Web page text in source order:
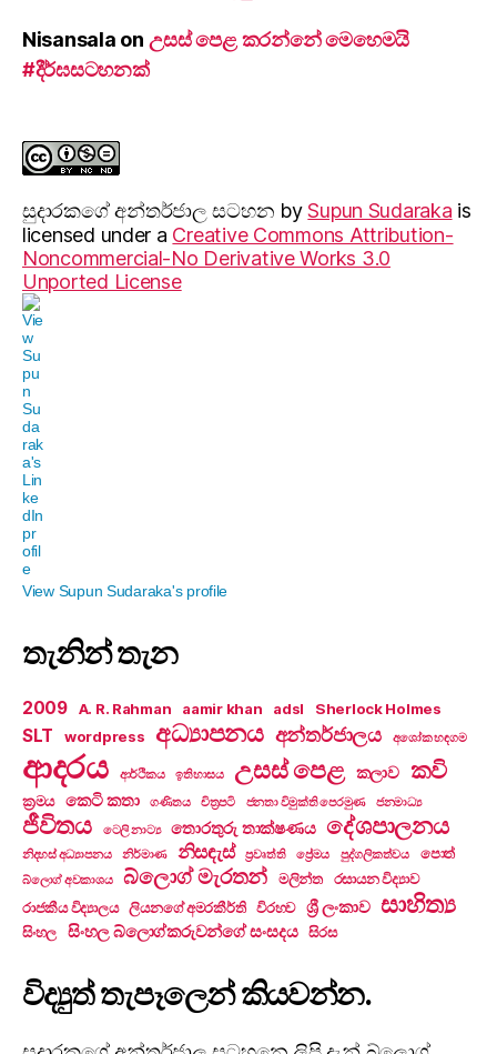
Nisansala on උසස් පෙළ කරන්නේ මෙහෙමයි
#දීර්ඝසටහනක්
සුදාරක‍ගේ අන්තර්ජාල සටහන bySupun Sudaraka is
licensed under a Creative Commons Attribution-
Noncommercial-No Derivative Works 3.0
Unported License
View Supun Sudaraka's profile
තැනින් තැන
2009 A. R. Rahman aamir khan adsl Sherlock Holmes
SLT wordpress අධ්‍යාපනය අන්තර්ජාලය අශෝක හඳගම
ආදරය ආර්ථිකය ඉතිහාසය උසස් පෙළ කලාව කවි
ක්‍රමය කෙටි කතා ගණිතය චිත්‍රපටි ජනතා විමුක්ති පෙරමුණ ජනමාධ්‍ය
ජීවිතය ටෙලි නාට්‍ය තොරතුරු තාක්ෂණය දේශපාලනය
නිදහස් අධ්‍යාපනය නිර්මාණ නිසඳැස් ප්‍රවෘත්ති ප්‍රේමය පුද්ගලිකත්වය පොත්
බ්ලොග් අවකාශය බ්ලොග් මැරතන් මලින්ත
රසායන විද්‍යාව
රාජකීය විද්‍යාලය
ලියනගේ අමරකීර්ති විරහව ශ්‍රී ලංකාව සාහිත්‍ය
සිංහල සිංහල බ්ලොග්කරුවන්ගේ සංසදය සිරස
විද්‍යුත් තැපෑලෙන් කියවන්න.